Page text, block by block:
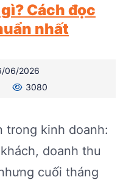
Cách đọc
nhất
06/2026
3080
trong kinh doanh:
doanh thu
cuối tháng